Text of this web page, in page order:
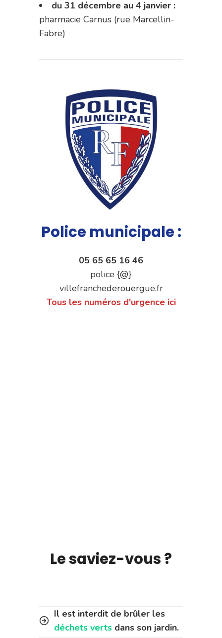
du 31 décembre au 4 janvier :
pharmacie Carnus (rue Marcellin-
Fabre)
Police municipale :
05 65 65 16 46
police {@}
villefranchederouergue.fr
Tous les numéros d'urgence ici
Le saviez-vous ?
Il est interdit de brûler les
déchets verts dans son jardin.